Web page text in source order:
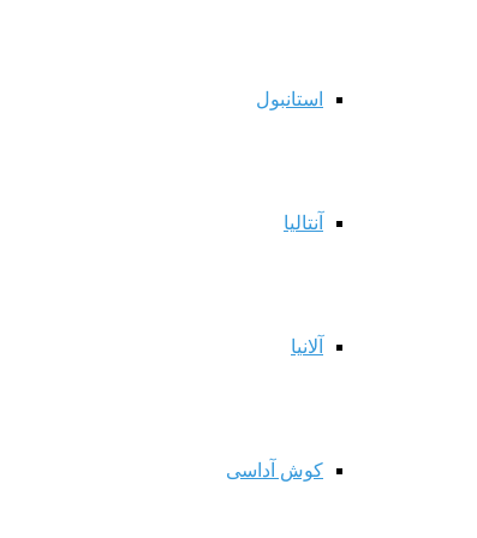
استانبول
آنتالیا
آلانیا
کوش آداسی